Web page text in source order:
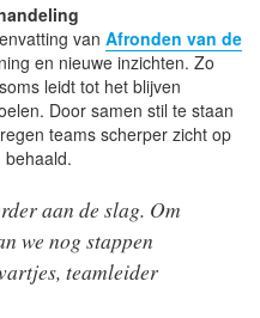
van Afronden van de
en nieuwe inzichten. Zo
leidt tot het blijven
Door samen stil te staan
teams scherper zicht op
behaald.
aan de slag. Om
we nog stappen
teamleider